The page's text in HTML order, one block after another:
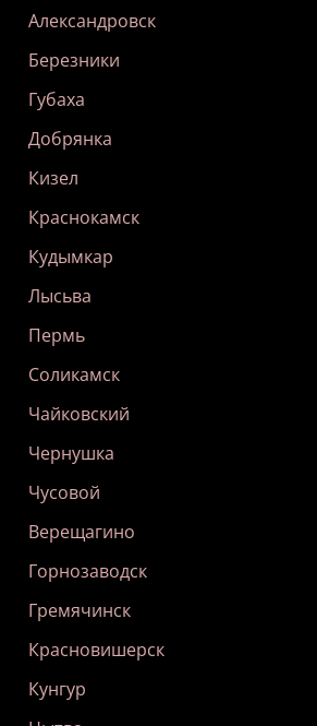
Александровск
Березники
Губаха
Добрянка
Кизел
Краснокамск
Кудымкар
Лысьва
Пермь
Соликамск
Чайковский
Чернушка
Чусовой
Верещагино
Горнозаводск
Гремячинск
Красновишерск
Кунгур